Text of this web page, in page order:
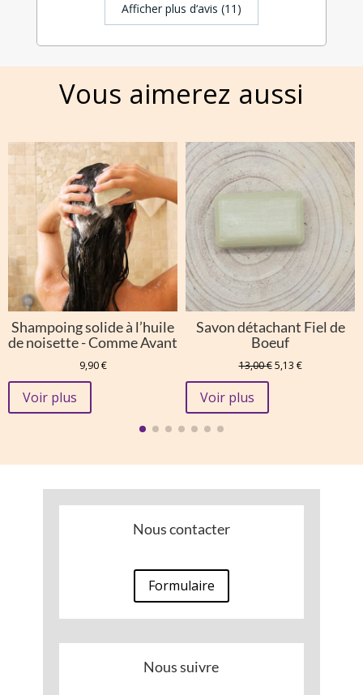
Afficher plus d‘avis (11)
Vous aimerez aussi
Shampoing solide à l’huile
de noisette - Comme Avant
9,90€
Voir plus
Savon détachant Fiel de
Boeuf
13,00€ Le
5,13 €Le
Voir plus
Nous contacter
Formulaire
Nous suivre